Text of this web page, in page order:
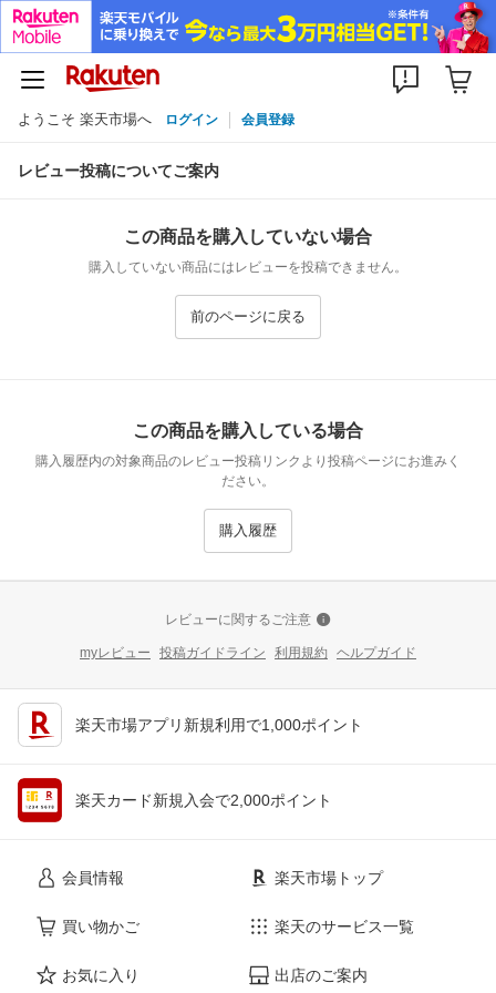
ようこそ 楽天市場へ ログイン 会員登録
レビュー投稿についてご案内
この商品を購入していない場合
購入していない商品にはレビューを投稿できません。
前のページに戻る
この商品を購入している場合
購入履歴内の対象商品のレビュー投稿リンクより投稿ページにお進みく
ださい。
購入履歴
レビューに関するご注意
myレビュー 投稿ガイドライン 利用規約 ヘルプガイド
楽天市場アプリ新規利用で1,000ポイント
楽天カード新規入会で2,000ポイント
会員情報
買い物かご
お気に入り
楽天市場トップ
楽天のサービス一覧
出店のご案内